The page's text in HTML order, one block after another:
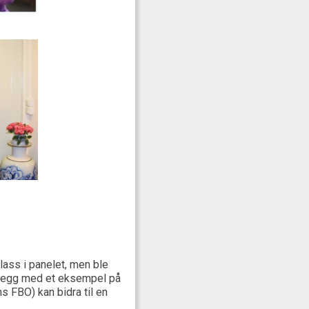
i panelet, men ble
med et eksempel på
FBO) kan bidra til en